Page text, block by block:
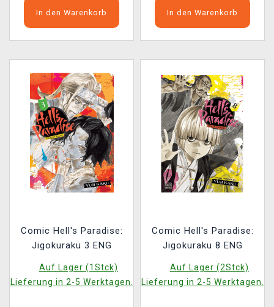
In den Warenkorb In den Warenkorb
Comic Hell's Paradise:
Jigokuraku 3 ENG
Auf Lager (1Stck)
Lieferung in 2-5 Werktagen.
Comic Hell's Paradise:
Jigokuraku 8 ENG
Auf Lager (2Stck)
Lieferung in 2-5 Werktagen.